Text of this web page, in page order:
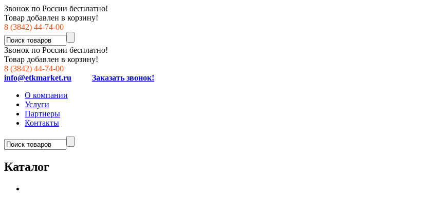
Звонок по России бесплатно!
Товар добавлен в корзину!
8 (3842) 44-74-00
Звонок по России бесплатно!
Товар добавлен в корзину!
8 (3842) 44-74-00
info@etkmarket.ru
Заказать звонок!
О компании
Услуги
Партнеры
Контакты
Каталог